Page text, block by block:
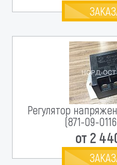
Регулятор
(871-09-
от 2